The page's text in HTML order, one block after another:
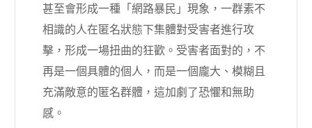
甚至會形成一種「網路暴民」現象，一群素不
相識的人在匿名狀態下集體對受害者進行攻
擊，形成一場扭曲的狂歡。受害者面對的，不
再是一個具體的個人，而是一個龐大、模糊且
充滿敵意的匿名群體，這加劇了恐懼和無助
感。